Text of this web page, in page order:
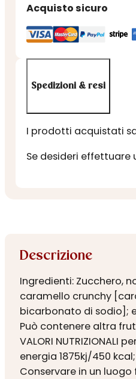
Acquisto sicuro
Spedizioni & resi
I prodotti acquistati
Se desideri effettuare
Descrizione
Ingredienti: Zucchero,
caramello crunchy
bicarbonato di sodio];
Può contenere altra
VALORI NUTRIZIONALI
energia 1875kj/450
Conservare in un